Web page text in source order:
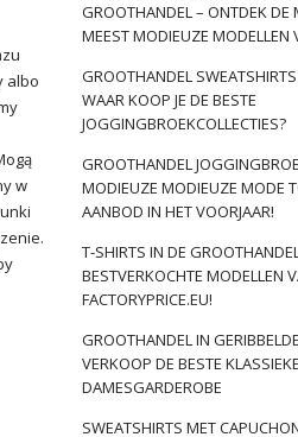
albo
w
GROOTHANDEL – ONTDEK DE
MEEST MODIEUZE MODELLEN
GROOTHANDEL
WAAR KOOP JE DE BESTE
JOGGINGBROEKCOLLECTIES?
GROOTHANDEL
MODIEUZE MODIEUZE MODE
AANBOD IN HET VOORJAAR!
T-SHIRTS IN DE
BESTVERKOCHTE MODELLEN
FACTORYPRICE.EU!
GROOTHANDEL IN
VERKOOP DE BESTE
DAMESGARDEROBE
SWEATSHIRTS MET